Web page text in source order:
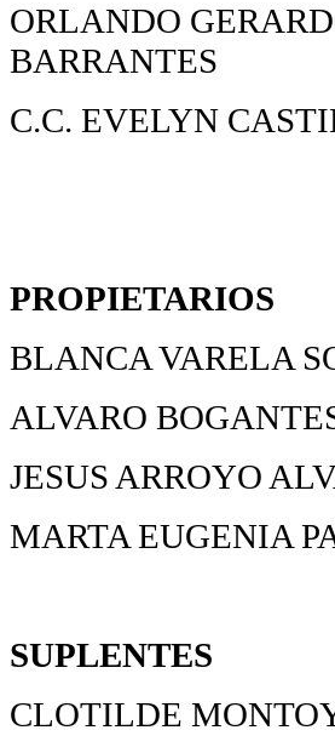
ORLANDO
BARRANTES
C.C. EVELYN
PROPIETARIOS
BLANCA VARELA
ALVARO
JESUS ARROYO
MARTA EUGENIA
SUPLENTES
CLOTILDE